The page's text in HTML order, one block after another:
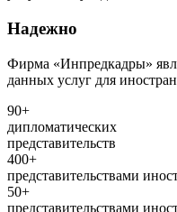
Надежно
Фирма «Инпредкадры»
данных услуг для
90+
дипломатических
представительств
400+
представительствами
50+
представительствами